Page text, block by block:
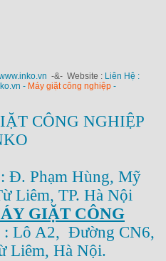
-&- Website : Liên Hệ :
- Máy giặt công nghiệp -
CÔNG NGHIỆP
Đ. Phạm Hùng, Mỹ
Liêm, TP. Hà Nội
GIẶT CÔNG
: Lô A2, Đường CN6,
Liêm, Hà Nội.